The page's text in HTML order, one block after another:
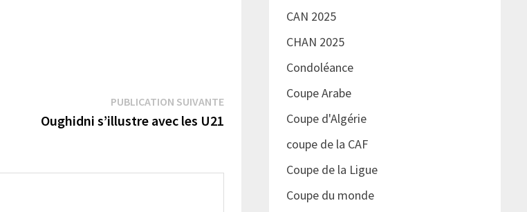
PUBLICATION SUIVANTEPublication
Oughidni s’illustre avec les U21
CAN 2025
CHAN 2025
Condoléance
Coupe Arabe
Coupe d'Algérie
coupe de la CAF
Coupe de la Ligue
Coupe du monde